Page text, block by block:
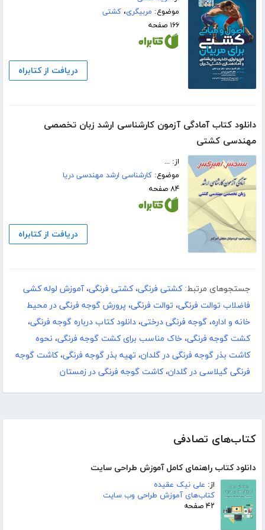
کتاب‌های تصادفی
دانلود کتاب راهنمای کامل آموزش طراحی سایت
از: علی نیک عقیده
کتاب‌های آموزش طراحی وب سایت
۴۲ صفحه
موضوع: مربیگری،کشتی
۱۶۶ صفحه
دریافت از کتابراه
دانلود کتاب آمادگی آزمون کارشناسی ارشد زبان تخصصی
مهندسی کشتی
از: ...
موضوع:کارشناسی ارشد مهندسی دریا
۸۴ صفحه
دریافت از کتابراه
جستجوهای مرتبط: کشتی فرنگی،کشتی فرنگی،آموزش لوله کشی
فاضلاب توالت فرنگی، توالت فرنگی، پرورش گوجه فرنگی در محیط
خانه و اداره، گوجه فرنگی درختی، دانلود کتاب درباره گوجه فرنگی،
کشت گوجه فرنگی، خاک مناسب برای کشت گوجه فرنگی، نحوه
کاشت بذر گوجه فرنگی در گلدان، تهیه بذر گوجه فرنگی،کاشت گوجه
فرنگی گیلاسی در گلدان،کاشت گوجه فرنگی در زمستان